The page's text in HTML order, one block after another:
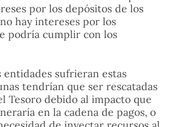
por los depósitos de los
hay intereses por los
podría cumplir con los
entidades sufrieran estas
tendrían que ser rescatadas
Tesoro debido al impacto que
en la cadena de pagos, o